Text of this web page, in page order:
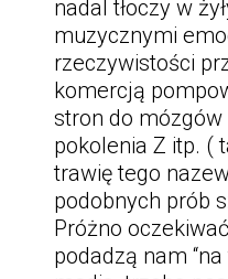
nadal tłoczy w
muzycznymi
rzeczywistości
komercją
stron do mózgów
pokolenia Z itp. (
trawię tego
podobnych prób
Próżno
podadzą nam